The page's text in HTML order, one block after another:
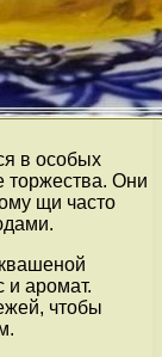
в особых
торжества. Они
щи часто
и аромат.
чтобы